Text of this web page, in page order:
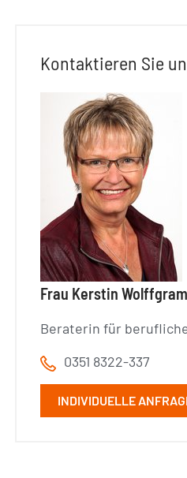
Kontaktieren Sie
Frau Kerstin
Beraterin für
0351 8322-337
INDIVIDUELLE